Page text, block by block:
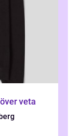
veta